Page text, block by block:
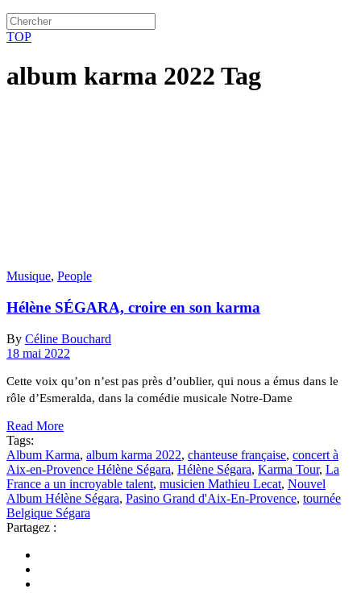
TOP
album karma 2022 Tag
Musique, People
Hélène SÉGARA, croire en son karma
By Céline Bouchard
18 mai 2022
Cette voix qu’on n’est pas près d’oublier, qui nous a émus dans le
rôle d’Esmeralda, dans la comédie musicale Notre-Dame
Read More
Tags:
Album Karma, album karma 2022, chanteuse française, concert à
Aix-en-Provence Hélène Ségara, Hélène Ségara, Karma Tour, La
France a un incroyable talent, musicien Mathieu Lecat, Nouvel
Album Hélène Ségara, Pasino Grand d'Aix-En-Provence, tournée
Belgique Ségara
Partagez :